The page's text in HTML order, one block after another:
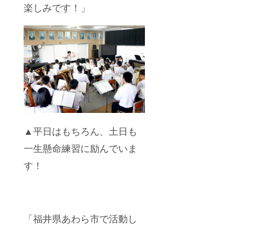
楽しみです！」
▲平日はもちろん、土日も
一生懸命練習に励んでいま
す！
「福井県あわら市で活動し